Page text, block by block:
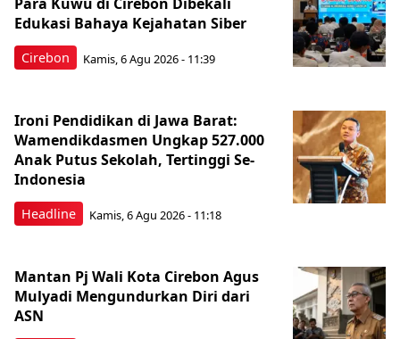
Cirebon
Edukasi Bahaya Kejahatan Siber
Kamis, 6 Agu 2026 - 11:39
Headline
Ironi Pendidikan di Jawa Barat:
Wamendikdasmen Ungkap 527.000
Anak Putus Sekolah, Tertinggi Se-
Indonesia
Kamis, 6 Agu 2026 - 11:18
Mantan Pj Wali Kota Cirebon Agus
Mulyadi Mengundurkan Diri dari
ASN